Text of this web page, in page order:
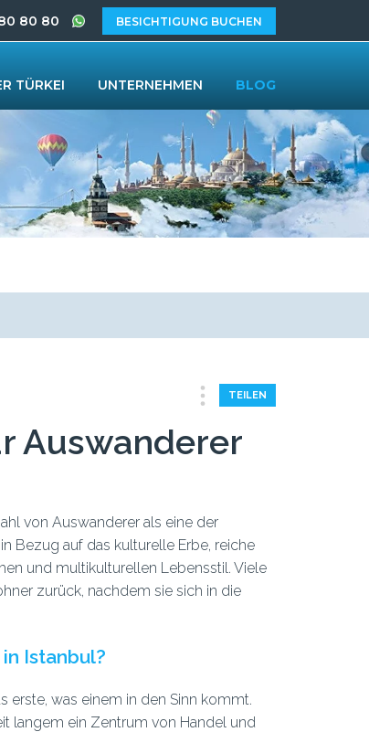
TEILEN
Auswanderer
von Auswanderer als eine der
Bezug auf das kulturelle Erbe, reiche
und multikulturellen Lebensstil. Viele
zurück, nachdem sie sich in die
Istanbul?
erste, was einem in den Sinn kommt.
langem ein Zentrum von Handel und
80 80 BESICHTIGUNG BUCHEN
TÜRKEI UNTERNEHMEN BLOG